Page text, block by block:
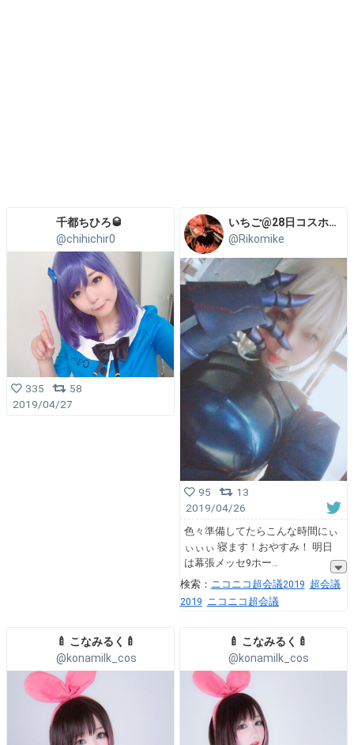
千都ちひろ🥃
@chihichir0
335
58
2019/04/27
いちご@28日コスホリ31日コミケ南ア17a
@Rikomike
95
13
2019/04/26
色々準備してたらこんな時間にぃ
ぃぃぃ 寝ます！おやすみ！ 明日
は幕張メッセ9ホー
検索： ニコニコ超会議2019 超会議
2019 ニコニコ超会議
🍼 こなみるく🍼
@konamilk_cos
🍼 こなみるく🍼
@konamilk_cos